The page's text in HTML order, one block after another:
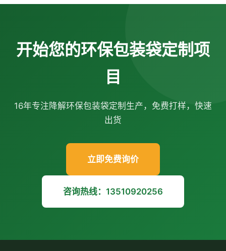
可安排实地查看。
质检报告，支持第三方检测。售后政策：如因生产质
开始您的环保包装袋定制项
目
16年专注降解环保包装袋定制生产，免费打样，快速
出货
立即免费询价
咨询热线：13510920256